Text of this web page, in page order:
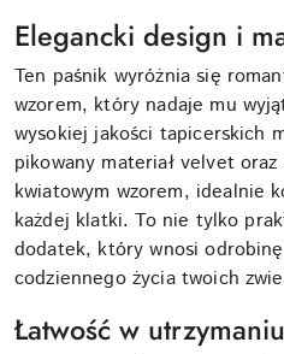
Elegancki design i
Ten paśnik wyróżnia się
wzorem, który nadaje mu
wysokiej jakości tapicerskich
pikowany materiał velvet
kwiatowym wzorem, idealnie
każdej klatki. To nie tylko
dodatek, który wnosi
codziennego życia twoich
Łatwość w